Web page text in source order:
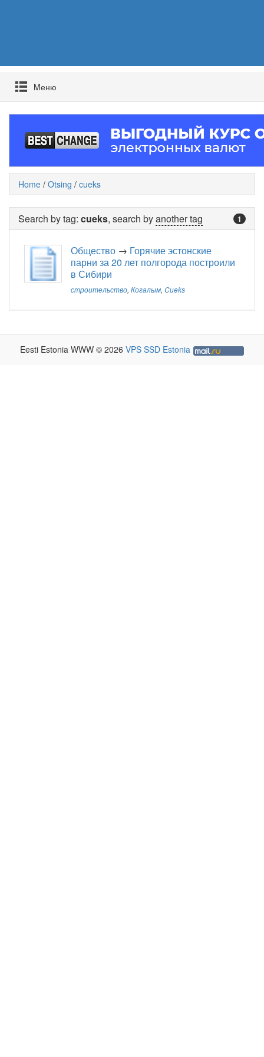
Mеню
Home / Otsing / cueks
1
Search by tag: cueks, search byanother tag
Общество → Горячие эстонские
парни за 20 лет полгорода построили
в Сибири
строительство, Когалым, Cueks
Eesti Estonia WWW © 2026 VPS SSD Estonia